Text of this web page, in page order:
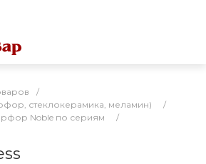
/
стеклокерамика, меламин)
/
Noble по сериям
/